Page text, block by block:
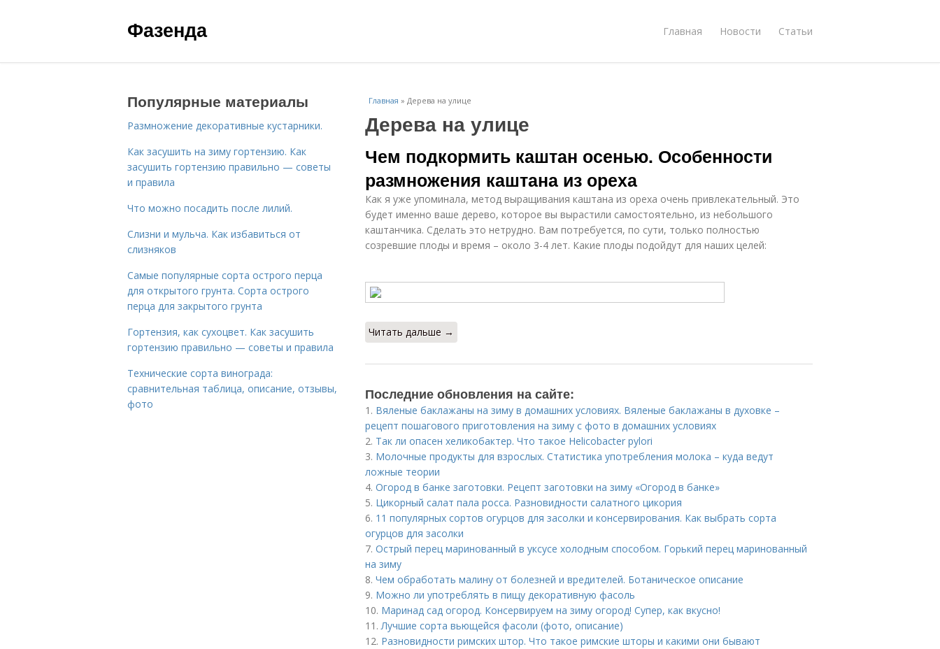
Фазенда Главная Новости Статьи
Главная » Дерева на улице
Дерева на улице
Чем подкормить каштан осенью. Особенности
размножения каштана из ореха
Как я уже упоминала, метод выращивания каштана из ореха очень привлекательный. Это
будет именно ваше дерево, которое вы вырастили самостоятельно, из небольшого
каштанчика. Сделать это нетрудно. Вам потребуется, по сути, только полностью
созревшие плоды и время – около 3-4 лет. Какие плоды подойдут для наших целей:
Читать дальше →
Последние обновления на сайте:
1. Вяленые баклажаны на зиму в домашних условиях. Вяленые баклажаны в духовке –
рецепт пошагового приготовления на зиму с фото в домашних условиях
2. Так ли опасен хеликобактер. Что такое Helicobacter pylori
3. Молочные продукты для взрослых. Статистика употребления молока – куда ведут
ложные теории
4. Огород в банке заготовки. Рецепт заготовки на зиму «Огород в банке»
5. Цикорный салат пала росса. Разновидности салатного цикория
6. 11 популярных сортов огурцов для засолки и консервирования. Как выбрать сорта
огурцов для засолки
7. Острый перец маринованный в уксусе холодным способом. Горький перец маринованный
на зиму
8. Чем обработать малину от болезней и вредителей. Ботаническое описание
9. Можно ли употреблять в пищу декоративную фасоль
10. Маринад сад огород. Консервируем на зиму огород! Супер, как вкусно!
11.Лучшие сорта вьющейся фасоли (фото, описание)
12. Разновидности римских штор. Что такое римские шторы и какими они бывают
Популярные материалы
Размножение декоративные кустарники.
Как засушить на зиму гортензию. Как
засушить гортензию правильно — советы
и правила
Что можно посадить после лилий.
Слизни и мульча. Как избавиться от
слизняков
Самые популярные сорта острого перца
для открытого грунта. Сорта острого
перца для закрытого грунта
Гортензия, как сухоцвет. Как засушить
гортензию правильно — советы и правила
Технические сорта винограда:
сравнительная таблица, описание, отзывы,
фото